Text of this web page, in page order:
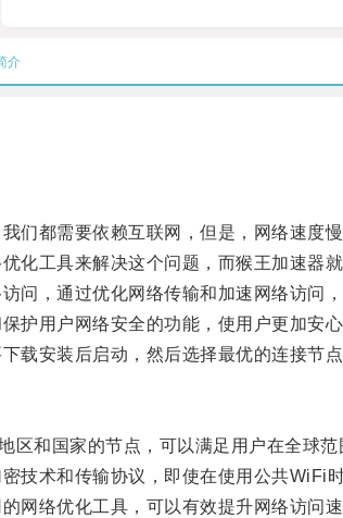
介
都需要依赖互联网，但是，网络速度慢
工具来解决这个问题，而猴王加速器就
，通过优化网络传输和加速网络访问，
用户网络安全的功能，使用户更加安心
安装后启动，然后选择最优的连接节点
和国家的节点，可以满足用户在全球范
术和传输协议，即使在使用公共WiFi时
络优化工具，可以有效提升网络访问速